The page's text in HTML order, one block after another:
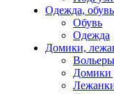
Одежда, обувь
Обувь
Одежда
Домики,
Домики